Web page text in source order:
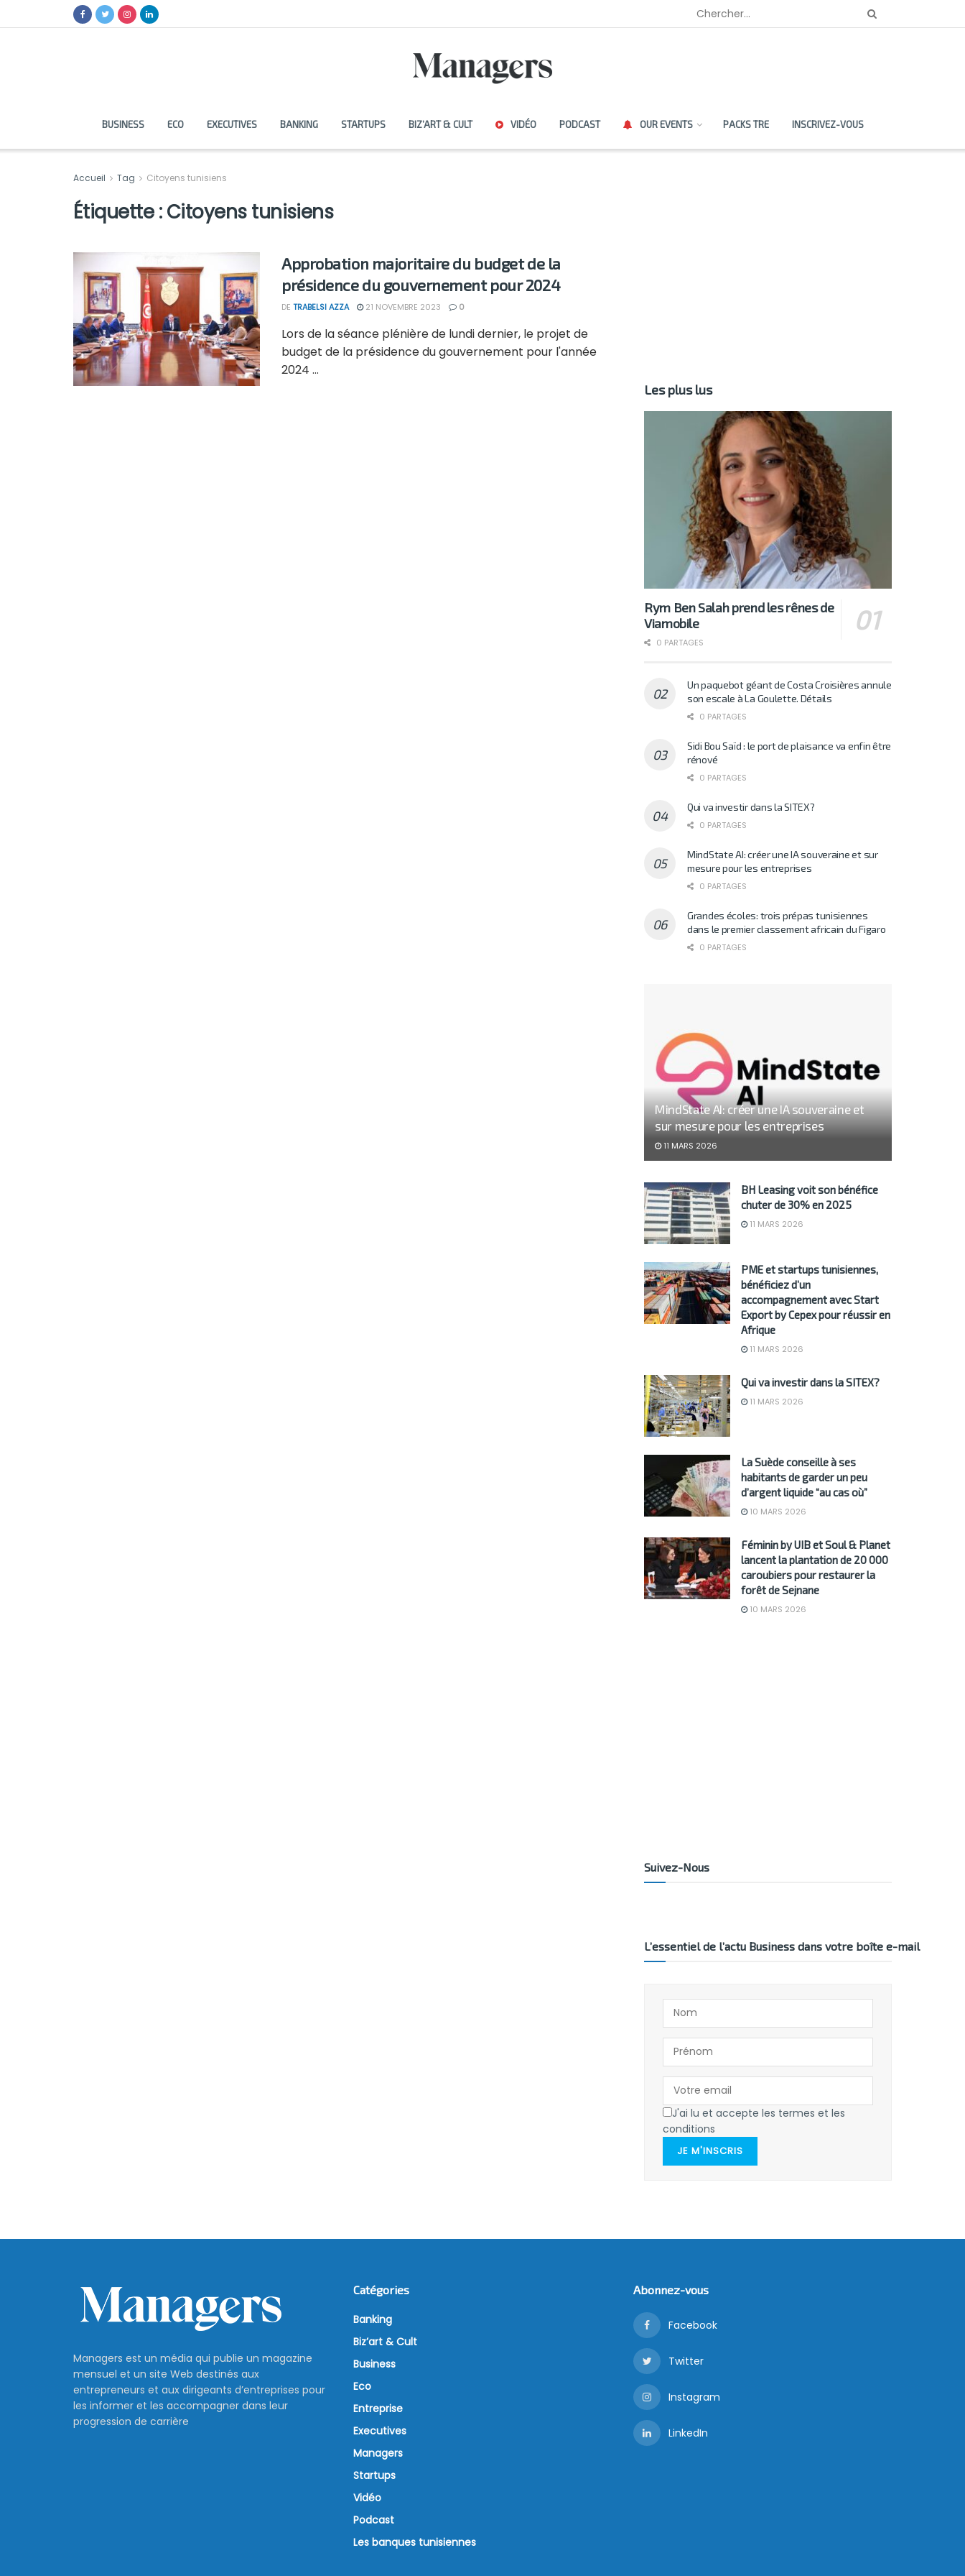
BUSINESS ECO EXECUTIVES BANKING STARTUPS BIZ’ART & CULT VIDÉO PODCAST OUR EVENTS PACKS TRE INSCRIVEZ-VOUS
Accueil Tag Citoyens tunisiens
Étiquette :Citoyens tunisiens
Approbation majoritaire du budget de la
présidence du gouvernement pour 2024
DE TRABELSI AZZA 21 NOVEMBRE 2023 0
Lors de la séance plénière de lundi dernier, le projet de
budget de la présidence du gouvernement pour l'année
2024 ...
Les plus lus
Rym Ben Salah prend les rênes de
Viamobile
0 PARTAGES
Un paquebot géant de Costa Croisières annule
son escale à La Goulette. Détails
0 PARTAGES
Sidi Bou Saïd : le port de plaisance va enfin être
rénové
0 PARTAGES
Qui va investir dans la SITEX?
0 PARTAGES
MindState AI: créer une IA souveraine et sur
mesure pour les entreprises
0 PARTAGES
Grandes écoles: trois prépas tunisiennes
dans le premier classement africain du Figaro
0 PARTAGES
MindState AI: créer une IA souveraine et
sur mesure pour les entreprises
11 MARS 2026
BH Leasing voit son bénéfice
chuter de 30% en 2025
11 MARS 2026
PME et startups tunisiennes,
bénéficiez d’un
accompagnement avec Start
Export by Cepex pour réussir en
Afrique
11 MARS 2026
Qui va investir dans la SITEX?
11 MARS 2026
La Suède conseille à ses
habitants de garder un peu
d’argent liquide “au cas où”
10 MARS 2026
Féminin by UIB et Soul & Planet
lancent la plantation de 20 000
caroubiers pour restaurer la
forêt de Sejnane
10 MARS 2026
Suivez-Nous
L’essentiel de l’actu Business dans votre boîte e-mail
J'ai lu et accepte les termes et les
conditions
JE M'INSCRIS
Managers est un média qui publie un magazine
mensuel et un site Web destinés aux
entrepreneurs et aux dirigeants d’entreprises pour
les informer et les accompagner dans leur
progression de carrière
Catégories
Banking
Biz’art & Cult
Business
Eco
Entreprise
Executives
Managers
Startups
Vidéo
Podcast
Les banques tunisiennes
Abonnez-vous
Facebook
Twitter
Instagram
LinkedIn